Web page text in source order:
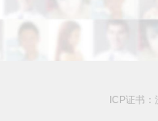
ICP证书